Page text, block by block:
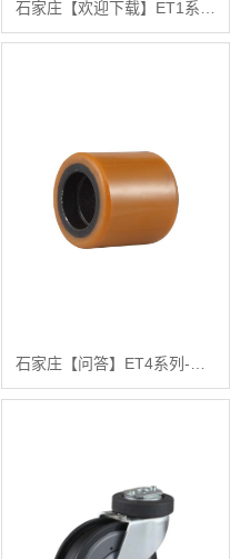
石家庄【问答】ET4系列-铁芯聚氨酯叉车轮(黄色)(平边)(不配轴承)【有什么用?】